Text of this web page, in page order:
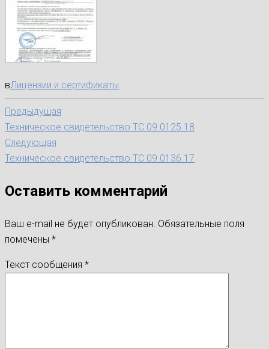
вЛицензии и сертификаты.
Предыдущая
Техническое свидетельство ТС 09.0125.18
Следующая
Техническое свидетельство ТС 09.0136.17
Оставить комментарий
Ваш e-mail не будет опубликован. Обязательные поля
помечены *
Текст сообщения *